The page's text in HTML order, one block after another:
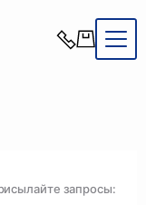
запросы: